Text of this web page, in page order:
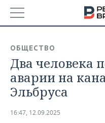
БАШКОРТОСТАН
ТАТАРСТАН
НОВОСТИ
АНАЛИТИКА
ОБЩЕСТВО
Два человека
аварии на
Эльбруса
16:47, 12.09.2025